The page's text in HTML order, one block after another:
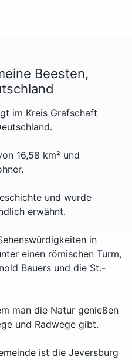
Beesten,
im Kreis Grafschaft
16,58 km² und
und wurde
erwähnt.
in
einen römischen Turm,
Bauers und die St.-
man die Natur genießen
und Radwege gibt.
ist die Jeversburg